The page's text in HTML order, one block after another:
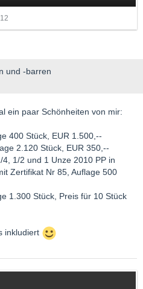
12
und -barren
ein paar Schönheiten von mir:
400 Stück, EUR 1.500,--
2.120 Stück, EUR 350,--
1/2 und 1 Unze 2010 PP in
Zertifikat Nr 85, Auflage 500
1.300 Stück, Preis für 10 Stück
inkludiert